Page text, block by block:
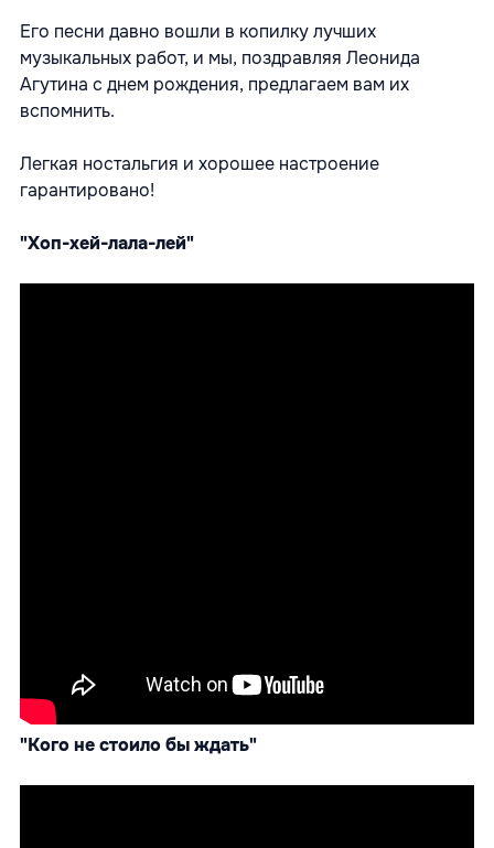
Его песни давно вошли в копилку лучших
музыкальных работ, и мы, поздравляя Леонида
Агутина с днем рождения, предлагаем вам их
вспомнить.
Легкая ностальгия и хорошее настроение
гарантировано!
"Хоп-хей-лала-лей"
"Кого не стоило бы ждать"